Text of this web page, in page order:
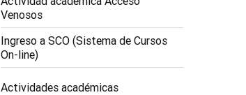
Venosos
Ingreso a SCO (Sistema de Cursos
On-line)
Actividades académicas